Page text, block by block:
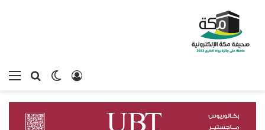
بحثالوضع
تسجيل الدخول